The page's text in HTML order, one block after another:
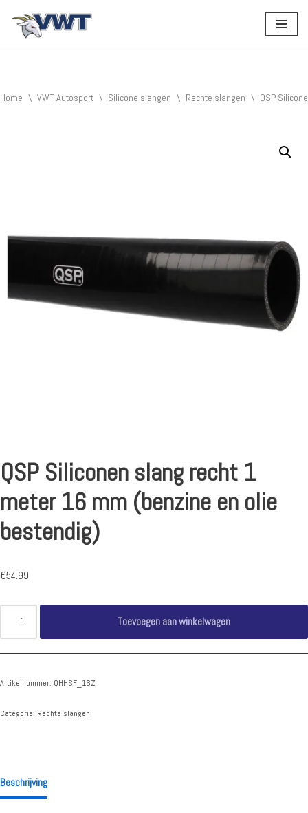
Home \ VWT Autosport \ Silicone slangen \ Rechte slangen \ QSP
QSP Siliconen slang recht 1
meter 16 mm (benzine en olie
bestendig)
€54.99
Toevoegen aan winkelwagen
Artikelnummer: QHHSF_16Z
Categorie: Rechte slangen
Beschrijving